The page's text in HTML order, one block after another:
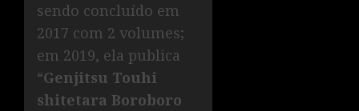
sendo concluído em
2017 com 2 volumes;
em 2019, ela publica
“Genjitsu Touhi
shitetara Boroboro